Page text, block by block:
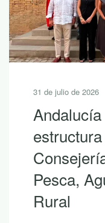
31 de julio de 2026
Pesca,
Rural